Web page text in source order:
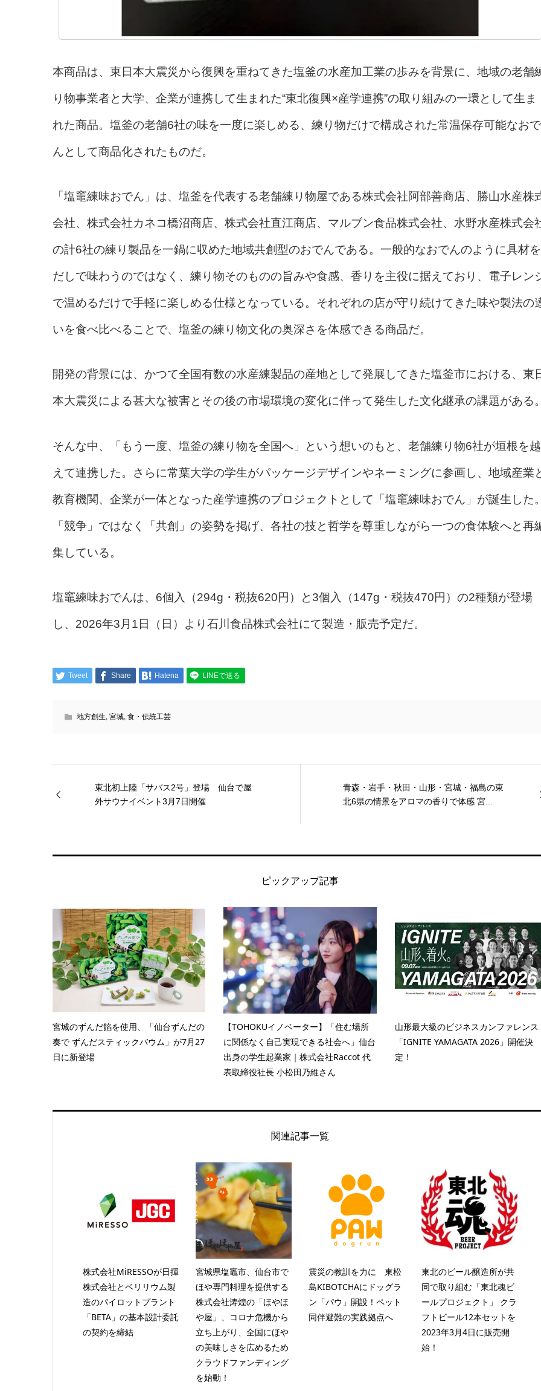
本商品は、東日本大震災から復興を重ねてきた塩釜の水産加工業の歩みを背景に、地域の老舗
り物事業者と大学、企業が連携して生まれた“東北復興×産学連携”の取り組みの一環として生ま
れた商品。塩釜の老舗6社の味を一度に楽しめる、練り物だけで構成された常温保存可能なおで
んとして商品化されたものだ。
「塩竈練味おでん」は、塩釜を代表する老舗練り物屋である株式会社阿部善商店、勝山水産株
会社、株式会社カネコ橋沼商店、株式会社直江商店、マルブン食品株式会社、水野水産株式会
の計6社の練り製品を一鍋に収めた地域共創型のおでんである。一般的なおでんのように具材を
だしで味わうのではなく、練り物そのものの旨みや食感、香りを主役に据えており、電子レン
で温めるだけで手軽に楽しめる仕様となっている。それぞれの店が守り続けてきた味や製法の
いを食べ比べることで、塩釜の練り物文化の奥深さを体感できる商品だ。
開発の背景には、かつて全国有数の水産練製品の産地として発展してきた塩釜市における、東
本大震災による甚大な被害とその後の市場環境の変化に伴って発生した文化継承の課題がある。
そんな中、「もう一度、塩釜の練り物を全国へ」という想いのもと、老舗練り物6社が垣根を越
えて連携した。さらに常葉大学の学生がパッケージデザインやネーミングに参画し、地域産業
教育機関、企業が一体となった産学連携のプロジェクトとして「塩竈練味おでん」が誕生した。
「競争」ではなく「共創」の姿勢を掲げ、各社の技と哲学を尊重しながら一つの食体験へと再
集している。
塩竈練味おでんは、6個入（294g・税抜620円）と3個入（147g・税抜470円）の2種類が登場
し、2026年3月1日（日）より石川食品株式会社にて製造・販売予定だ。
Tweet Share Hatena LINEで送る
地方創生, 宮城, 食・伝統工芸
東北初上陸「サバス2号」登場 仙台で屋
外サウナイベント3月7日開催
青森・岩手・秋田・山形・宮城・福島の東
北6県の情景をアロマの香りで体感 宮...
ピックアップ記事
宮城のずんだ餡を使用、「仙台ずんだの
奏で ずんだスティックバウム」が7月27
日に新登場
【TOHOKUイノベーター】「住む場所
に関係なく自己実現できる社会へ」仙台
出身の学生起業家｜株式会社Raccot 代
表取締役社長 小松田乃維さん
山形最大級のビジネスカンファレンス
「IGNITE YAMAGATA 2026」開催決
定！
関連記事一覧
株式会社MiRESSOが日揮
株式会社とベリリウム製
造のパイロットプラント
「BETA」の基本設計委託
の契約を締結
宮城県塩竈市、仙台市で
ほや専門料理を提供する
株式会社涛煌の「ほやほ
や屋」、コロナ危機から
立ち上がり、全国にほや
の美味しさを広めるため
クラウドファンディング
を始動！
震災の教訓を力に 東松
島KIBOTCHAにドッグラ
ン「パウ」開設！ペット
同伴避難の実践拠点へ
東北のビール醸造所が共
同で取り組む「東北魂ビ
ールプロジェクト」 クラ
フトビール12本セットを
2023年3月4日に販売開
始！